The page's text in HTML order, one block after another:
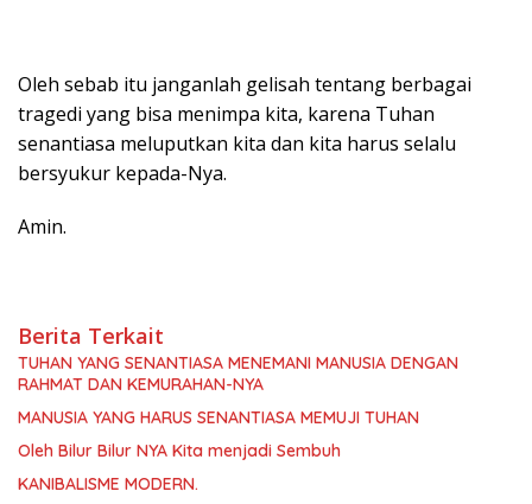
Oleh sebab itu janganlah gelisah tentang berbagai
tragedi yang bisa menimpa kita, karena Tuhan
senantiasa meluputkan kita dan kita harus selalu
bersyukur kepada-Nya.
Amin.
Berita Terkait
TUHAN YANG SENANTIASA MENEMANI MANUSIA DENGAN
RAHMAT DAN KEMURAHAN-NYA
MANUSIA YANG HARUS SENANTIASA MEMUJI TUHAN
Oleh Bilur Bilur NYA Kita menjadi Sembuh
KANIBALISME MODERN.